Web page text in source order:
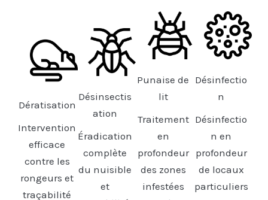
Dératisation
Intervention
efficace
contre les
rongeurs et
traçabilité
Désinsectis
ation
Éradication
complète
du nuisible
et
Punaise de
lit
Traitement
en
profondeur
des zones
infestées
Désinfectio
n
Désinfectio
n en
profondeur
de locaux
particuliers